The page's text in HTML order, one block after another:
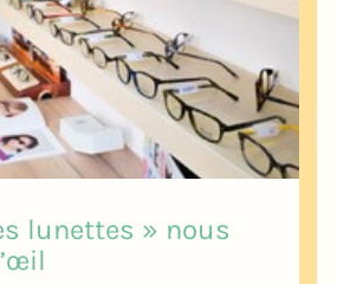
lunettes » nous